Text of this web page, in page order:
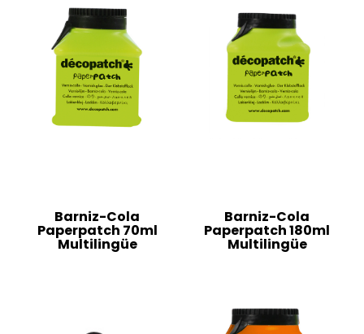
Barniz-Cola
Paperpatch 70ml
Multilingüe
Barniz-Cola
Paperpatch 180ml
Multilingüe